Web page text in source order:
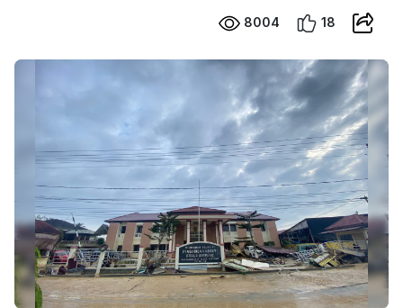
8004 18